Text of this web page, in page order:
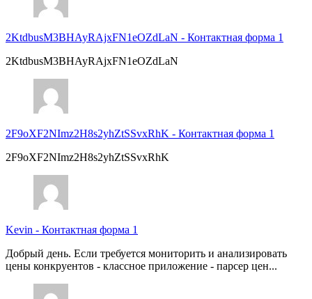
2KtdbusM3BHAyRAjxFN1eOZdLaN - Контактная форма 1
2KtdbusM3BHAyRAjxFN1eOZdLaN
2F9oXF2NImz2H8s2yhZtSSvxRhK - Контактная форма 1
2F9oXF2NImz2H8s2yhZtSSvxRhK
Kevin - Контактная форма 1
Добрый день. Если требуется мониторить и анализировать
цены конкруентов - классное приложение - парсер цен...